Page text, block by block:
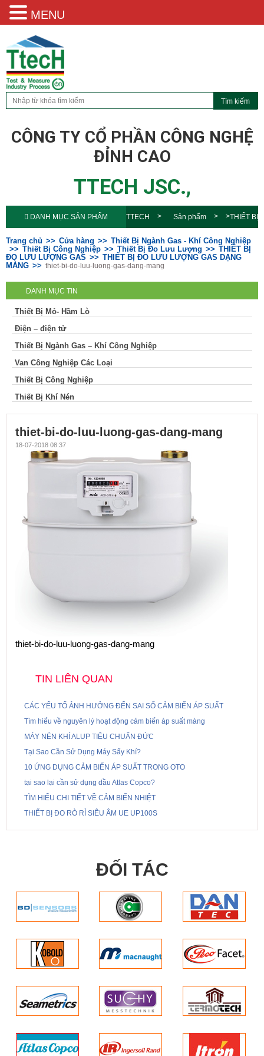
CÔNG TY CỔ PHẦN CÔNG NGHỆ
ĐỈNH CAO
TTECH JSC.,
DANH MỤC SẢN PHẨM TTECH Sản phẩm THIẾT BỊ
ĐO LƯU LƯỢNG GAS DẠNG
MÀNG thiet-bi-do-luu-luong-gas-
dang-mang
Trang chủ Cửa hàng
Thiết Bị Ngành Gas - Khí Công Nghiệp
Thiết Bị Công Nghiệp
Thiết Bị Đo Lưu Lượng
THIẾT BỊ
ĐO LƯU LƯỢNG GAS
THIẾT BỊ ĐO LƯU LƯỢNG GAS DẠNG
MÀNG
thiet-bi-do-luu-luong-gas-dang-mang
DANH MỤC TIN
Thiết Bị Mỏ- Hầm Lò
Điện – điện tử
Thiết Bị Ngành Gas – Khí Công Nghiệp
Van Công Nghiệp Các Loại
Thiết Bị Công Nghiệp
Thiết Bị Khí Nén
thiet-bi-do-luu-luong-gas-dang-mang
18-07-2018 08:37
thiet-bi-do-luu-luong-gas-dang-mang
TIN LIÊN QUAN
CÁC YẾU TỐ ẢNH HƯỞNG ĐẾN SAI SỐ CẢM BIẾN ÁP SUẤT
Tìm hiểu về nguyên lý hoạt động cảm biến áp suất màng
MÁY NÉN KHÍ ALUP TIÊU CHUẨN ĐỨC
Tại Sao Cần Sử Dụng Máy Sấy Khí?
10 ỨNG DỤNG CẢM BIẾN ÁP SUẤT TRONG OTO
tại sao lại cần sử dụng dầu Atlas Copco?
TÌM HIỂU CHI TIẾT VỀ CẢM BIẾN NHIỆT
THIẾT BỊ ĐO RÒ RỈ SIÊU ÂM UE UP100S
ĐỐI TÁC
MENU